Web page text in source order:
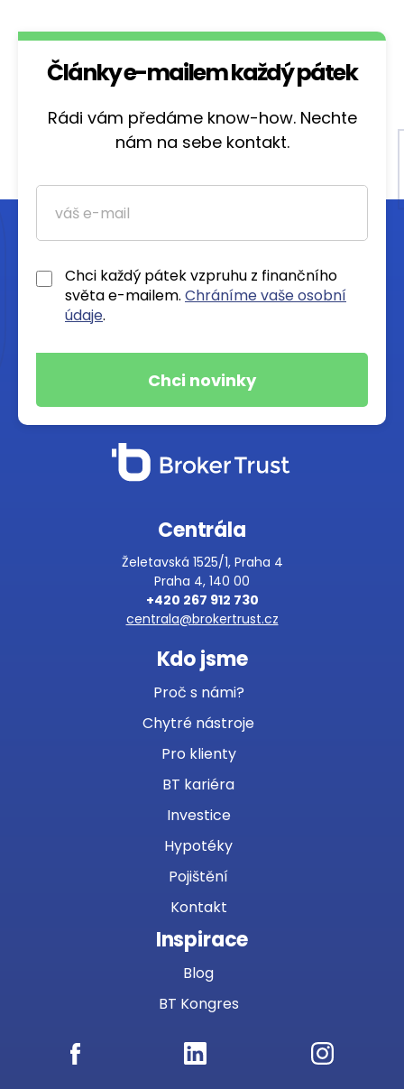
Články e-mailem každý pátek
Rádi vám předáme know-how. Nechte
nám na sebe kontakt.
Chci každý pátek vzpruhu z finančního
světa e-mailem. Chráníme vaše osobní
údaje.
Centrála
Želetavská 1525/1, Praha 4
Praha 4, 140 00
+420 267 912 730
centrala@brokertrust.cz
Kdo jsme
Proč s námi?
Chytré nástroje
Pro klienty
BT kariéra
Investice
Hypotéky
Pojištění
Kontakt
Inspirace
Blog
BT Kongres